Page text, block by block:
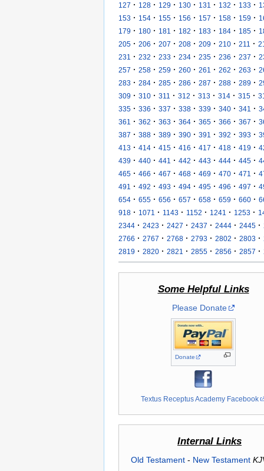
127 · 128 · 129 · 130 · 131 · 132 · 133 ·
153 · 154 · 155 · 156 · 157 · 158 · 159 ·
179 · 180 · 181 · 182 · 183 · 184 · 185 ·
205 · 206 · 207 · 208 · 209 · 210 · 211 ·
231
· 232 · 233 · 234 · 235 · 236 · 237 ·
257 · 258 · 259 · 260 · 261 · 262 · 263 ·
283 · 284 · 285 · 286 · 287 · 288 · 289 ·
309 · 310 · 311 · 312 · 313 · 314 · 315 ·
335 · 336 · 337 · 338 · 339 · 340 · 341 ·
361
· 362 · 363 · 364 · 365 · 366 · 367 ·
387 · 388 · 389 · 390 · 391 · 392 · 393 ·
413 · 414 · 415 · 416 · 417 · 418 · 419 ·
439 · 440 · 441 · 442 · 443 · 444 · 445 ·
465 · 466 · 467 · 468 · 469 · 470 · 471 ·
491
· 492 · 493 · 494 · 495 · 496 · 497 ·
654 · 655 · 656 · 657 · 658 · 659 · 660 ·
918 · 1071 · 1143 · 1152 · 1241 · 1253 ·
2344 · 2423 · 2427 · 2437 · 2444 · 2445 ·
2766 · 2767 · 2768 · 2793 · 2802 · 2803 ·
2819 · 2820 · 2821 · 2855 · 2856 · 2857 ·
Some Helpful Links
Please Donate
Donate
Textus Receptus Academy Facebook
Internal Links
Old Testament- New Testament